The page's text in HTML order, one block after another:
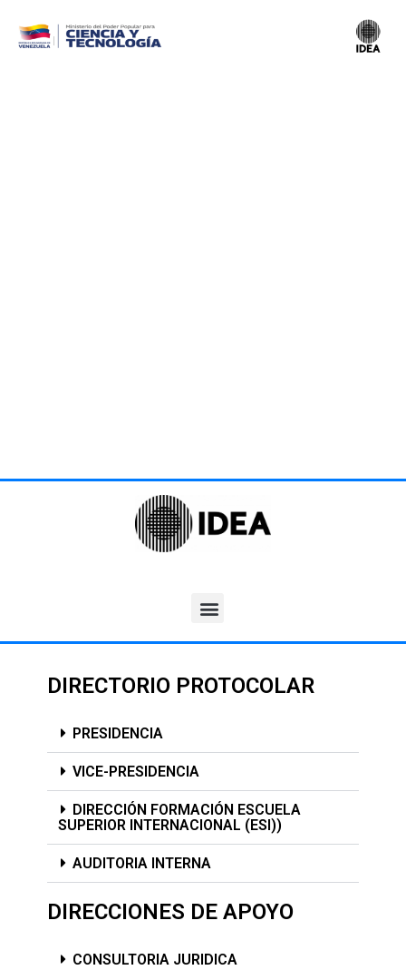
DIRECTORIO PROTOCOLAR
PRESIDENCIA
VICE-PRESIDENCIA
DIRECCIÓN FORMACIÓN ESCUELA
SUPERIOR INTERNACIONAL (ESI))
AUDITORIA INTERNA
DIRECCIONES DE APOYO​
CONSULTORIA JURIDICA